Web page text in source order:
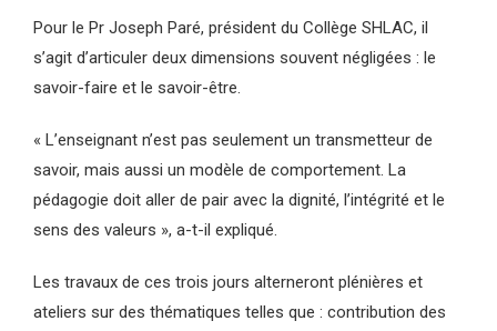
Pour le Pr Joseph Paré, président du Collège SHLAC, il
s’agit d’articuler deux dimensions souvent négligées : le
savoir-faire et le savoir-être.
« L’enseignant n’est pas seulement un transmetteur de
savoir, mais aussi un modèle de comportement. La
pédagogie doit aller de pair avec la dignité, l’intégrité et le
sens des valeurs », a-t-il expliqué.
Les travaux de ces trois jours alterneront plénières et
ateliers sur des thématiques telles que : contribution des